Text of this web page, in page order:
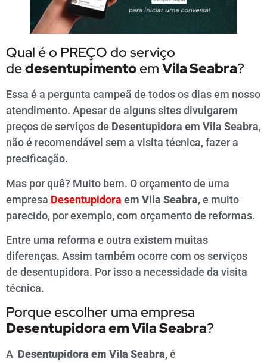
Qual é o PREÇO do serviço
dedesentupimentoem Vila Seabra?
Essa é a pergunta campeã de todos os dias em nosso
atendimento. Apesar de alguns sites divulgarem
preços de serviços de Desentupidora em Vila Seabra,
não é recomendável sem a visita técnica, fazer a
precificação.
Mas por quê? Muito bem. O orçamento de uma
empresa Desentupidora em Vila Seabra, e muito
parecido, por exemplo, com orçamento de reformas.
Entre uma reforma e outra existem muitas
diferenças. Assim também ocorre com os serviços
de desentupidora. Por isso a necessidade da visita
técnica.
Porque escolher uma empresa
Desentupidora emVila Seabra?
A Desentupidora em Vila Seabra,é